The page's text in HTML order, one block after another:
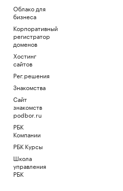
Облако для
бизнеса
Корпоративный
регистратор
доменов
Хостинг
сайтов
Рег.решения
Знакомства
Сайт
знакомств
podbor.ru
РБК
Компании
РБК Курсы
Школа
управления
РБК